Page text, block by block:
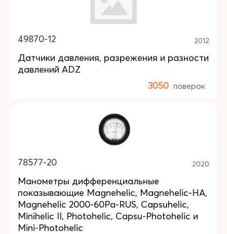
49870-12 2012
Датчики давления, разрежения и разности
давлений ADZ
3050 поверок
78577-20 2020
Манометры дифференциальные
показывающие Magnehelic, Magnehelic-НА,
Magnehelic 2000-60Pa-RUS, Capsuhelic,
Minihelic II, Photohelic, Capsu-Photohelic и
Mini-Photohelic